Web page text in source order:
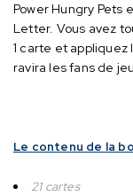
Power Hungry Pets
Letter. Vous avez
1 carte et appliquez
ravira les fans de
Le contenu de la
21 cartes